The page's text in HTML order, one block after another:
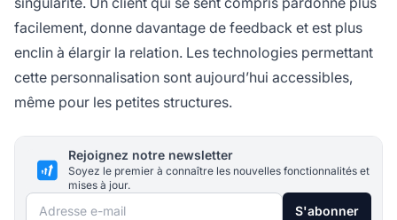
facilement, donne davantage de feedback et est plus
enclin à élargir la relation. Les technologies permettant
cette personnalisation sont aujourd’hui accessibles,
même pour les petites structures.
Rejoignez notre newsletter
Soyez le premier à connaître les nouvelles fonctionnalités et
mises à jour.
Adresse e-mail S'abonner